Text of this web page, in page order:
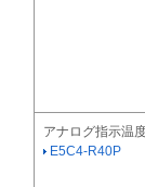
アナログ指示温
E5C4-R40P